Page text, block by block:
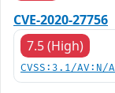
CVE-2020-27756
7.5 (High)
CVSS:3.1/